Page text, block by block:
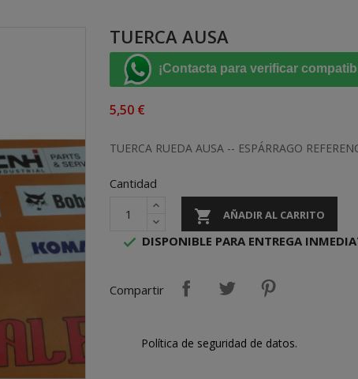
TUERCA AUSA
¡Contacta para verificar
5,50 €
TUERCA RUEDA AUSA -- ESPÁRRAGO
Cantidad
 AÑADIR AL CARRITO
 DISPONIBLE PARA ENTREGA
Compartir
Política de seguridad de datos.